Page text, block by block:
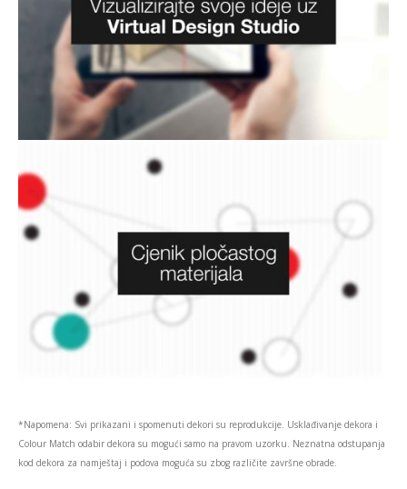
*Napomena: Svi prikazani i spomenuti dekori su reprodukcije. Usklađivanje dekora i
Colour Match odabir dekora su mogući samo na pravom uzorku. Neznatna odstupanja
kod dekora za namještaj i podova moguća su zbog različite završne obrade.